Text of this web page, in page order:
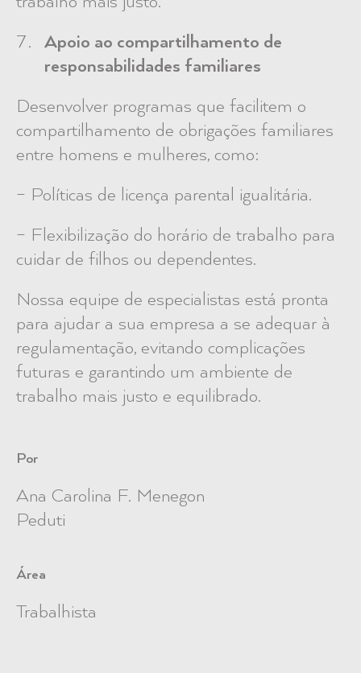
Apoio ao compartilhamento de
responsabilidades familiares
Desenvolver programas que facilitem o
compartilhamento de obrigações familiares
entre homens e mulheres, como:
– Políticas de licença parental igualitária.
– Flexibilização do horário de trabalho para
cuidar de filhos ou dependentes.
Nossa equipe de especialistas está pronta
para ajudar a sua empresa a se adequar à
regulamentação, evitando complicações
futuras e garantindo um ambiente de
trabalho mais justo e equilibrado.
Por
Ana Carolina F. Menegon
Peduti
Área
Trabalhista